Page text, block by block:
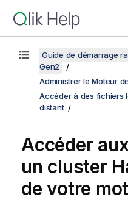
Guide de démarrage
Gen2
Administrer le Moteur
Accéder à des fichiers
distant
Accéder
un cluster
de votre